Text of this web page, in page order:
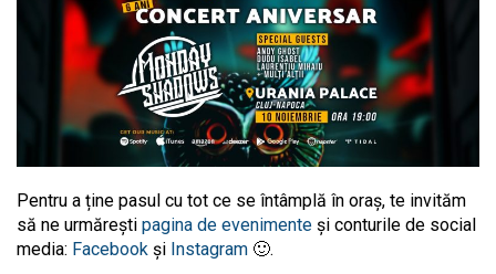
Pentru a ține pasul cu tot ce se întâmplă în oraș, te invităm
să ne urmărești pagina de evenimente și conturile de social
media: Facebook și Instagram 🙂.